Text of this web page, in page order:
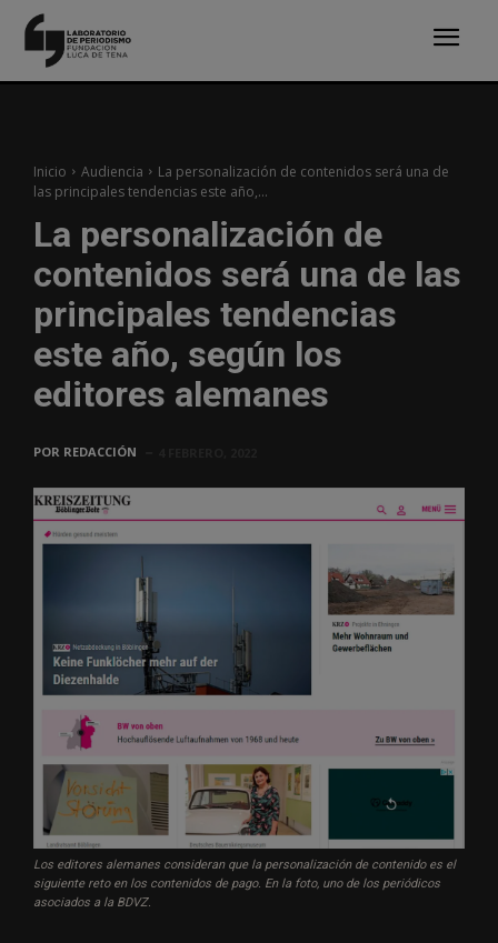
Inicio Audiencia
La personalización de contenidos será una de
las principales tendencias este año,...
La personalización de
contenidos será una de las
principales tendencias
este año, según los
editores alemanes
POR REDACCIÓN
Los editores alemanes consideran que la personalización de contenido es el
siguiente reto en los contenidos de pago. En la foto, uno de los periódicos
asociados a la BDVZ.